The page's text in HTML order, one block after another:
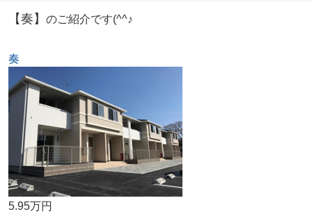
【奏】 のご紹介です(^^♪
奏
5.95万円